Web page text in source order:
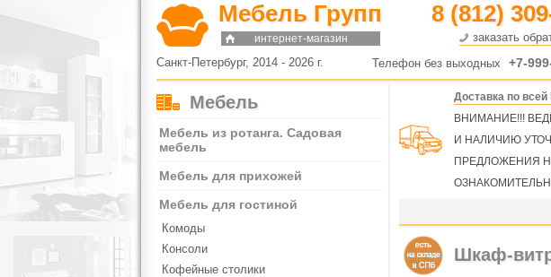
Мебель Групп
интернет-магазин
8 (812)
заказать
Санкт-Петербург, 2014 - 2026 г. Телефон без выходных +7-
Мебель
Мебель из ротанга. Садовая
мебель
Мебель для прихожей
Мебель для гостиной
Комоды
Консоли
Кофейные столики
Доставка по всей
ВНИМАНИЕ!!!
И НАЛИЧИЮ
ПРЕДЛОЖЕНИЯ
Шкаф-